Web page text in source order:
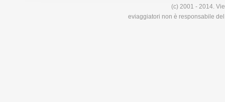
(c) 2001 - 2014.
eviaggiatori non è responsabile